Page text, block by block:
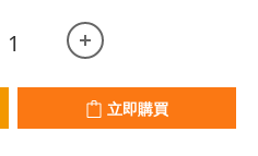
立即購買